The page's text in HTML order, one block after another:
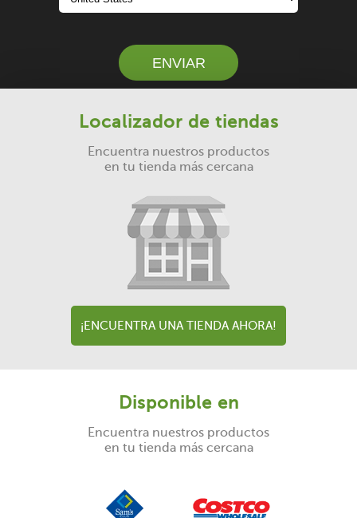
ENVIAR
Localizador de tiendas
Encuentra nuestros productos
en tu tienda más cercana
¡ENCUENTRA UNA TIENDA AHORA!
Disponible en
Encuentra nuestros productos
en tu tienda más cercana